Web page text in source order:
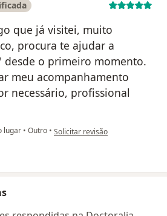
que já visitei, muito
procura te ajudar a
desde o primeiro momento.
meu acompanhamento
necessário, profissional
lugar • Outro • na opinião do utilizador K.F
Solicitar revisão